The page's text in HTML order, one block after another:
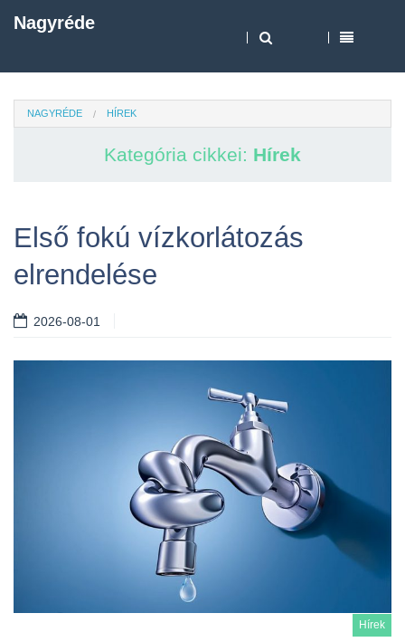
Nagyréde
NAGYRÉDE HÍREK
Kategória cikkei: Hírek
Első fokú vízkorlátozás
elrendelése
2026-08-01
Hírek